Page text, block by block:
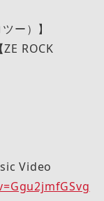
ー）】
ROCK
Video